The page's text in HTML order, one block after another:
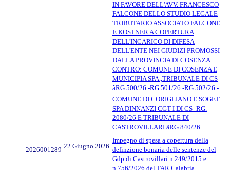
IN FAVORE DELL'AVV. FRANCESCO
FALCONE DELLO STUDIO LEGALE
TRIBUTARIO ASSOCIATO FALCONE
E KOSTNER A COPERTURA
DELL'INCARICO DI DIFESA
DELL'ENTE NEI GIUDIZI PROMOSSI
DALLA PROVINCIA DI COSENZA
CONTRO: COMUNE DI COSENZA E
MUNICIPIA SPA.,TRIBUNALE DI CS
âRG 500/26 -RG 501/26 -RG 502/26 -
COMUNE DI CORIGLIANO E SOGET
SPA DINNANZI CGT I DI CS- RG.
2080/26 E TRIBUNALE DI
CASTROVILLARI âRG 840/26
2026001289 22 Giugno 2026
Impegno di spesa a copertura della
definzione bonaria delle sentenze del
Gdp di Castrovillari n.249/2015 e
n.756/2026 del TAR Calabria.